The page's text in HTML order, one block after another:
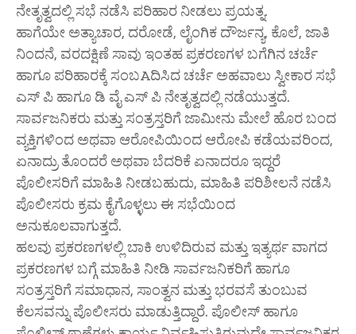
ನೇತೃತ್ವದಲ್ಲಿ ಸಭೆ ನಡೆಸಿ ಪರಿಹಾರ ನೀಡಲು ಪ್ರಯತ್ನ.
ಹಾಗೆಯೇ ಅತ್ಯಾಚಾರ, ದರೋಡೆ, ಲೈಂಗಿಕ ದೌರ್ಜನ್ಯ, ಕೊಲೆ, ಜಾತಿ
ನಿಂದನೆ, ವರದಕ್ಷಿಣೆ ಸಾವು ಇಂತಹ ಪ್ರಕರಣಗಳ ಬಗೆಗಿನ ಚರ್ಚೆ
ಹಾಗೂ ಪರಿಹಾರಕ್ಕೆ ಸಂಬAದಿಸಿದ ಚರ್ಚೆ ಅಹವಾಲು ಸ್ವೀಕಾರ ಸಭೆ
ಎಸ್ ಪಿ ಹಾಗೂ ಡಿ ವೈ ಎಸ್ ಪಿ ನೇತೃತ್ವದಲ್ಲಿ ನಡೆಯುತ್ತದೆ.
ಸಾರ್ವಜನಿಕರು ಮತ್ತು ಸಂತ್ರಸ್ತರಿಗೆ ಜಾಮೀನು ಮೇಲೆ ಹೊರ ಬಂದ
ವ್ಯಕ್ತಿಗಳಿಂದ ಅಥವಾ ಆರೋಪಿಯಿಂದ ಆರೋಪಿ ಕಡೆಯವರಿಂದ,
ಏನಾದ್ರು ತೊಂದರೆ ಅಥವಾ ಬೆದರಿಕೆ ಏನಾದರೂ ಇದ್ದರೆ
ಪೊಲೀಸರಿಗೆ ಮಾಹಿತಿ ನೀಡಬಹುದು, ಮಾಹಿತಿ ಪರಿಶೀಲನೆ ನಡೆಸಿ
ಪೊಲೀಸರು ಕ್ರಮ ಕೈಗೊಳ್ಳಲು ಈ ಸಭೆಯಿಂದ
ಅನುಕೂಲವಾಗುತ್ತದೆ.
ಹಲವು ಪ್ರಕರಣಗಳಲ್ಲಿ ಬಾಕಿ ಉಳಿದಿರುವ ಮತ್ತು ಇತ್ಯರ್ಥ ವಾಗದ
ಪ್ರಕರಣಗಳ ಬಗ್ಗೆ ಮಾಹಿತಿ ನೀಡಿ ಸಾರ್ವಜನಿಕರಿಗೆ ಹಾಗೂ
ಸಂತ್ರಸ್ತರಿಗೆ ಸಮಾಧಾನ, ಸಾಂತ್ವನ ಮತ್ತು ಭರವಸೆ ತುಂಬುವ
ಕೆಲಸವನ್ನು ಪೊಲೀಸರು ಮಾಡುತ್ತಿದ್ದಾರೆ. ಪೊಲೀಸ್ ಹಾಗೂ